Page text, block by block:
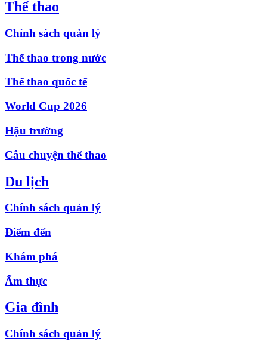
Thể thao
Chính sách quản lý
Thể thao trong nước
Thể thao quốc tế
World Cup 2026
Hậu trường
Câu chuyện thể thao
Du lịch
Chính sách quản lý
Điểm đến
Khám phá
Ẩm thực
Gia đình
Chính sách quản lý